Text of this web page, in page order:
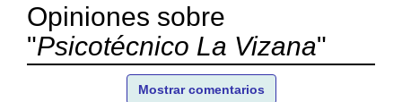
Opiniones sobre
"Psicotécnico La Vizana"
Mostrar comentarios